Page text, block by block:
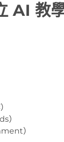
AI 教
）
）